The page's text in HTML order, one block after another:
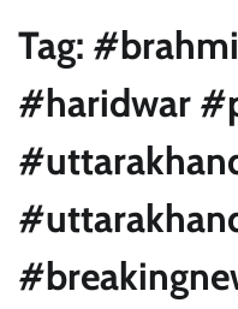
Tag:
#haridwar